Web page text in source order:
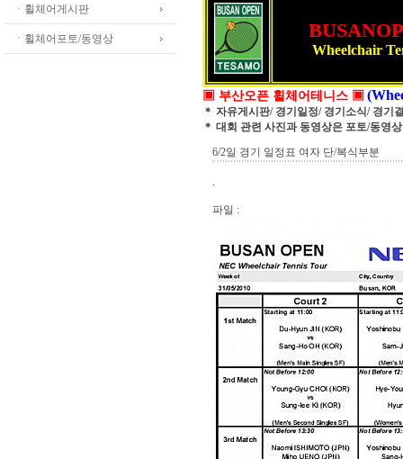
ㆍ휠체어게시판
ㆍ휠체어포토/동영상
Wheelchair
▣ 부산오픈 휠체어테니스 ▣
＊ 자유게시판/ 경기일정/ 경기소식/ 경기
＊ 대회 관련 사진과 동영상은 포토/동영
6/2일 경기 일정표 여자 단/복식부분
.
파일 :